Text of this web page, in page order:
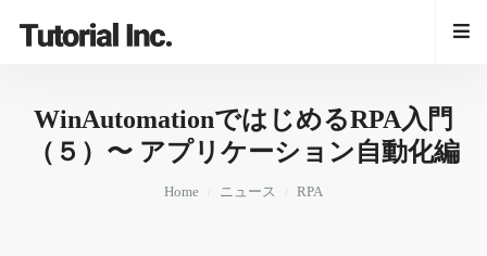
WinAutomationではじめるRPA入門
（５）〜 アプリケーション自動化編
Home ニュース RPA